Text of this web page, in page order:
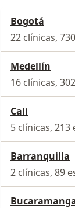
Bogotá
22 clínicas,
Medellín
16 clínicas,
Cali
5 clínicas, 213
Barranquilla
2 clínicas, 89